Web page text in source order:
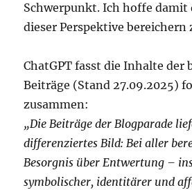
Schwerpunkt. Ich hoffe damit
dieser Perspektive bereichern
ChatGPT fasst die Inhalte der
Beiträge (Stand 27.09.2025)
zusammen:
„Die Beiträge der Blogparade
differenziertes Bild: Bei aller
Besorgnis über Entwertung –
symbolischer, identitärer und